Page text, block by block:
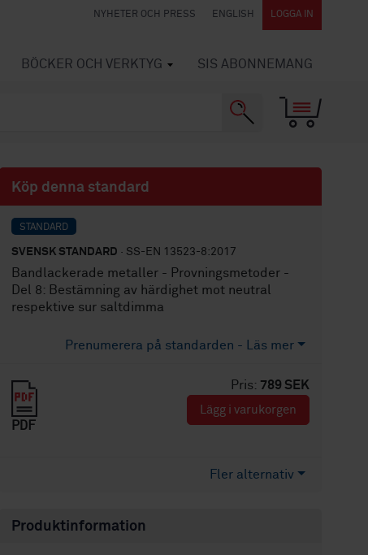
NYHETER OCH PRESS ENGLISH LOGGA IN
BÖCKER OCH VERKTYG SIS ABONNEMANG
Köp denna standard
STANDARD
SVENSK STANDARD · SS-EN 13523-8:2017
Bandlackerade metaller - Provningsmetoder -
Del 8: Bestämning av härdighet mot neutral
respektive sur saltdimma
Prenumerera på standarden - Läs mer
Pris: 789 SEK
PDF
Lägg i varukorgen
Fler alternativ
Produktinformation